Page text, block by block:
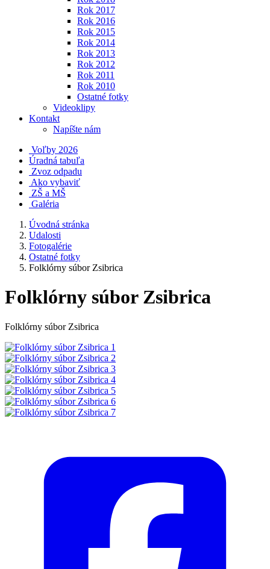
Rok 2017
Rok 2016
Rok 2015
Rok 2014
Rok 2013
Rok 2012
Rok 2011
Rok 2010
Ostatné fotky
Videoklipy
Kontakt
Napíšte nám
Voľby 2026
Úradná tabuľa
Zvoz odpadu
Ako vybaviť
ZŠ a MŠ
Galéria
Úvodná stránka
Udalosti
Fotogalérie
Ostatné fotky
Folklórny súbor Zsibrica
Folklórny súbor Zsibrica
Folklórny súbor Zsibrica